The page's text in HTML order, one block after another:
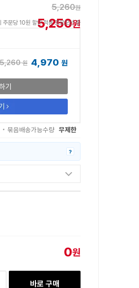
5,260원
5,250원
주문당 10원 할인 적용 프로모션 중
5,260원 4,970 원
기
묶음배송가능수량 무제한
?
0원
바로 구매